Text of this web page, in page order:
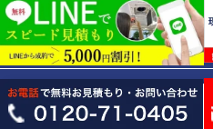
業種別
会社概要
3年工事保証内容